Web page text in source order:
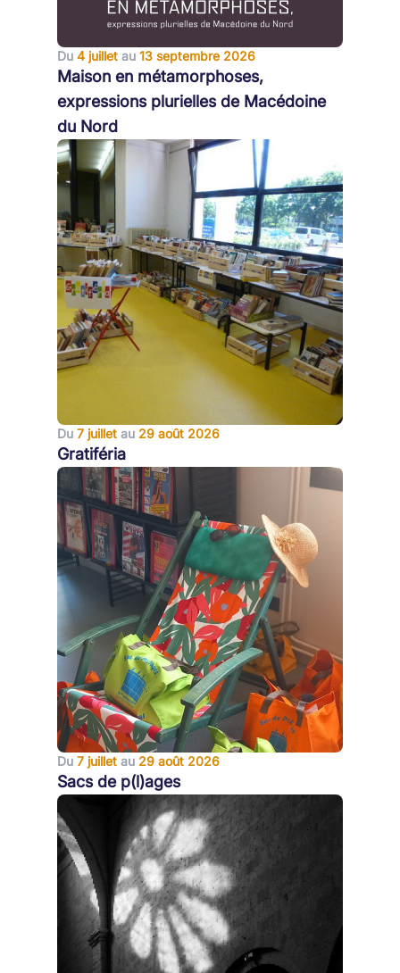
Du 4 juillet au 13 septembre 2026
Maison en métamorphoses,
expressions plurielles de Macédoine
du Nord
Du 7 juillet au 29 août 2026
Gratiféria
Du 7 juillet au 29 août 2026
Sacs de p(l)ages